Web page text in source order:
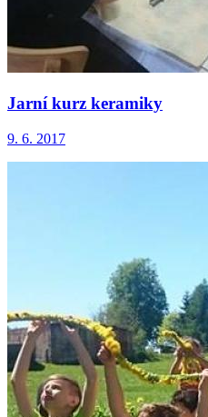
Jarní kurz keramiky
9. 6. 2017